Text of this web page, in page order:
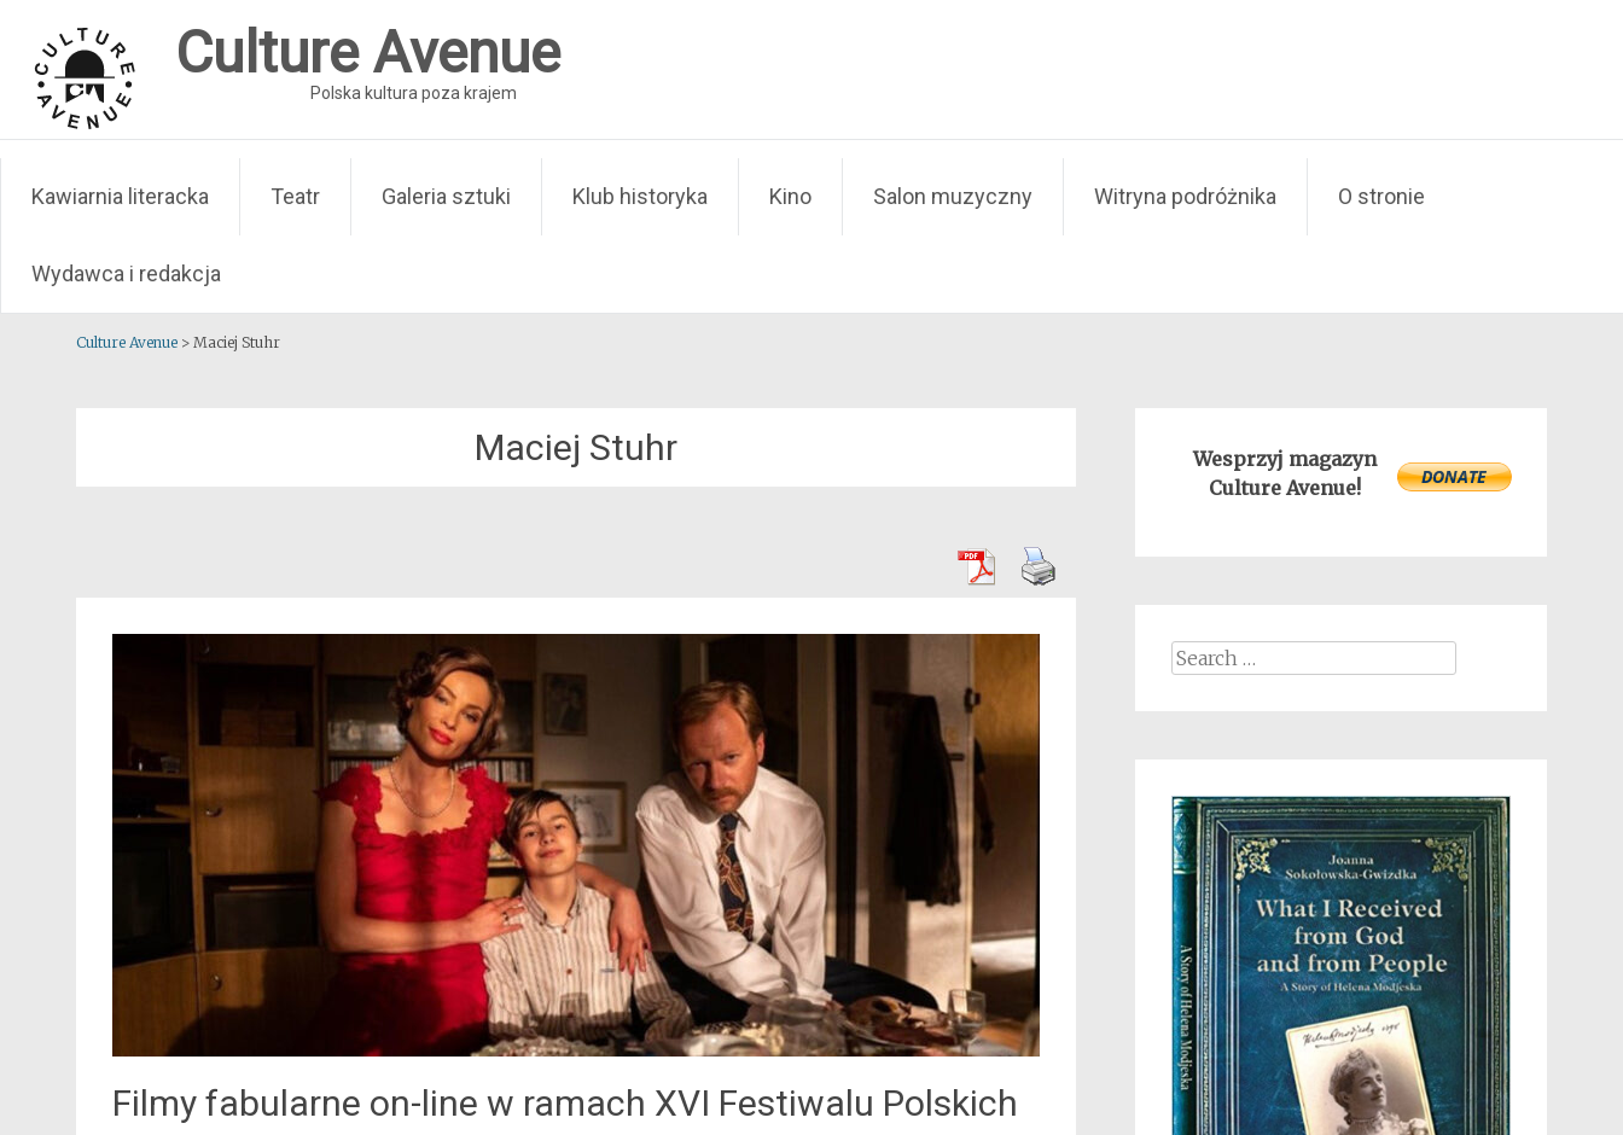
content
Culture Avenue
Polska kultura poza krajem
Kawiarnia literacka Teatr Galeria sztuki Klub historyka Kino Salon muzyczny Witryna podróżnika O stronie
Wydawca i redakcja
Culture Avenue > Maciej Stuhr
Maciej Stuhr
Filmy fabularne on-line w ramach XVI Festiwalu Polskich
Wesprzyj magazyn
Culture Avenue!
Search